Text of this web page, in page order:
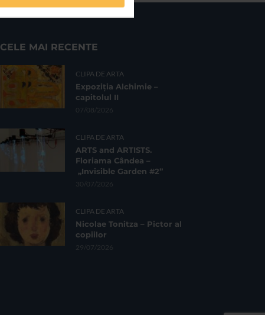
CELE MAI RECENTE
CLIPA DE ARTA
Expoziția Alchimie –
capitolul II
07/08/2026
CLIPA DE ARTA
ARTS and ARTISTS.
Floriama Cândea –
„Invisible Garden #2”
30/07/2026
CLIPA DE ARTA
Nicolae Tonitza – Pictor al
copiilor
29/07/2026